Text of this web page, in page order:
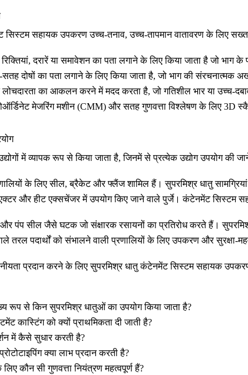
सिस्टम सहायक उपकरण उच्च-तनाव, उच्च-तापमान वातावरण के लिए सख्त
दरारें या समावेशन का पता लगाने के लिए किया जाता है जो भाग
दोषों का पता लगाने के लिए किया जाता है, जो भाग की संरचनात्मक
का आकलन करने में मदद करता है, जो गतिशील भार या उच्च-
मेजरिंग मशीन (CMM) और सतह गुणवत्ता विश्लेषण के लिए 3D
में व्यापक रूप से किया जाता है, जिनमें से प्रत्येक उद्योग उपयोग की
के लिए सील, ब्रैकेट और फ्लैंज शामिल हैं। सुपरमिश्र धातु
और हीट एक्सचेंजर में उपयोग किए जाने वाले पुर्जे।कंटेनमेंट सिस्टम
पंप सील जैसे घटक जो संक्षारक रसायनों का प्रतिरोध करते हैं।
तरल पदार्थों को संभालने वाली प्रणालियों के लिए उपकरण और सुरक्षा-
प्रदान करने के लिएसुपरमिश्र धातु कंटेनमेंट सिस्टम सहायक
से किन सुपरमिश्र धातुओं का उपयोग किया जाता है?
कास्टिंग को क्यों प्राथमिकता दी जाती है?
में कैसे सुधार करती है?
क्या लाभ प्रदान करती है?
कौन सी गुणवत्ता नियंत्रण महत्वपूर्ण हैं?